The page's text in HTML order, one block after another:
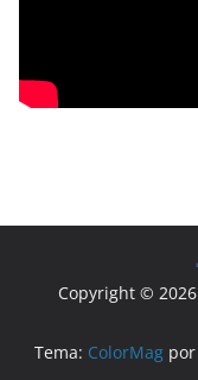
Copyright © 2026
Tema: ColorMagpor